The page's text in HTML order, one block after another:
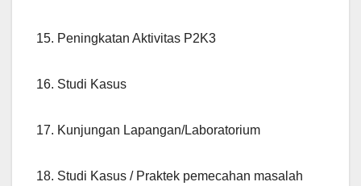
15. Peningkatan Aktivitas P2K3
16. Studi Kasus
17. Kunjungan Lapangan/Laboratorium
18. Studi Kasus / Praktek pemecahan masalah